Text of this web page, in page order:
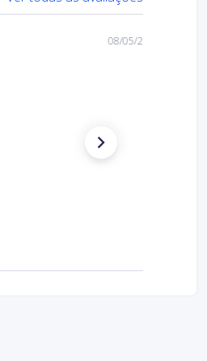
08/05/26